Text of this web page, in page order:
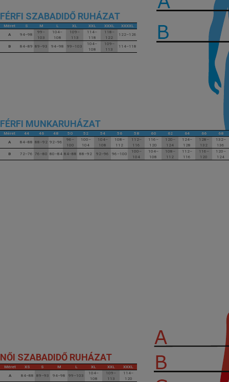
FÉRFI SZABADIDŐ RUHÁZAT
Méret S M L XL XXL XXXL
XXXXL
A
94–98
99–
103
104–
108
109–
113
114–
118
118–
122
122–126
B 84–89 89–93 94–98 99–103
104–
108
109–
113
114–118
FÉRFI MUNKARUHÁZAT
Méret 44 46 48 50 52 54 56 58 60 62 64 66
68
A
84–88 88–92 92–96
96–
100
100–
104
104–
108
108–
112
112–
116
116–
120
120–
124
124–
128
128–
132
132–
136
B
72–76 76–80 80–84 84–88 88–92 92–96 96–100
100–
104
104–
108
108–
112
112–
116
116–
120
120–
124
NŐI SZABADIDŐ RUHÁZAT
Méret XS S M L XL XXL
XXXL
A
84–88 89–93 94–98 99–103
104–
108
109–
113
114–
120